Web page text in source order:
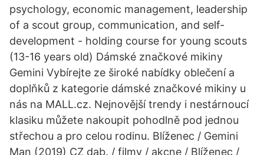
psychology, economic management, leadership
of a scout group, communication, and self-
development - holding course for young scouts
(13-16 years old) Dámské značkové mikiny
Gemini Vybírejte ze široké nabídky oblečení a
doplňků z kategorie dámské značkové mikiny u
nás na MALL.cz. Nejnovější trendy i nestárnoucí
klasiku můžete nakoupit pohodlně pod jednou
střechou a pro celou rodinu. Blíženec / Gemini
Man (2019) CZ dab. / filmy / akcne / Blíženec /